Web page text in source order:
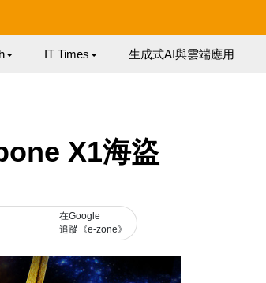
IT Times 生成式AI與雲端應用
X1海盜
在Google
追蹤《e-zone》